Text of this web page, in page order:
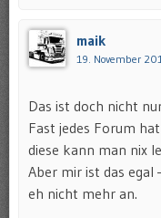
maik
19. November
Das ist doch nicht
Fast jedes Forum
diese kann man nix
Aber mir ist das egal
eh nicht mehr an.